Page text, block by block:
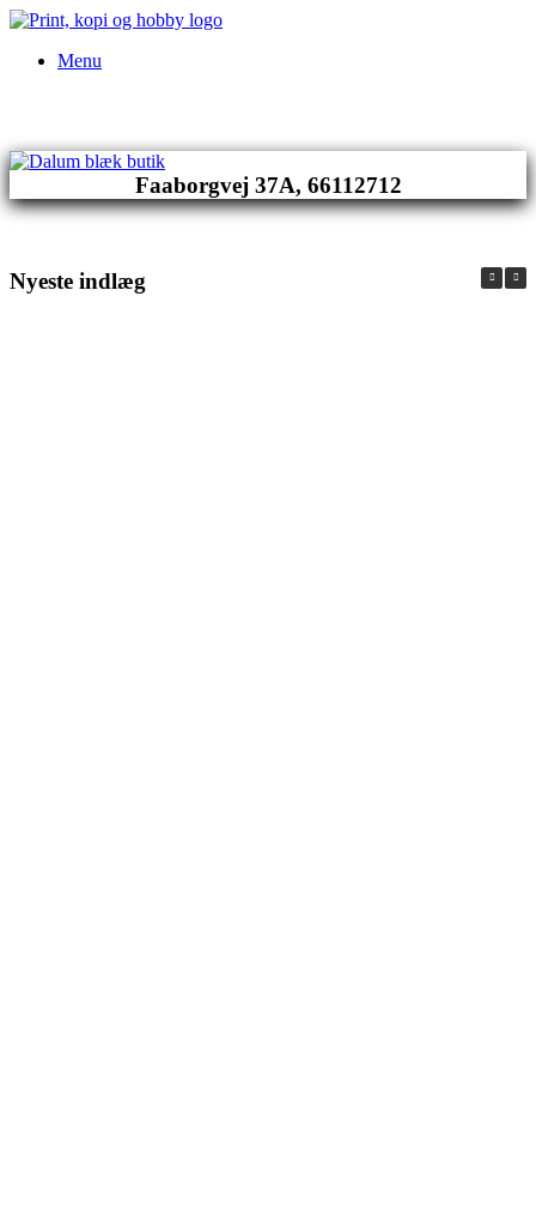
Gå
indholdMenu
Faaborgvej 37A, 66112712
Nyeste indlæg